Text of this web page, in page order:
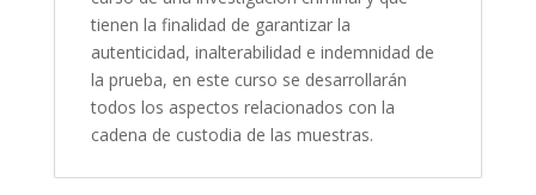
tienen la finalidad de garantizar la
autenticidad, inalterabilidad e indemnidad de
la prueba, en este curso se desarrollarán
todos los aspectos relacionados con la
cadena de custodia de las muestras.